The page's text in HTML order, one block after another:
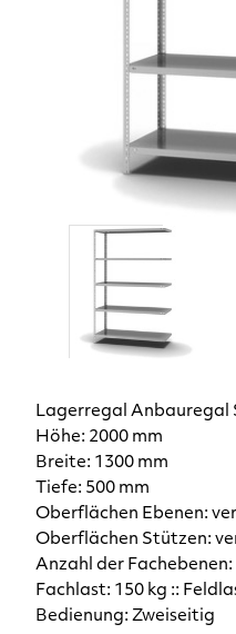
Lagerregal Anbauregal
Höhe: 2000 mm
Breite: 1300 mm
Tiefe: 500 mm
Oberflächen Ebenen:
Oberflächen Stützen:
Anzahl der Fachebenen:
Fachlast: 150 kg ::
Bedienung: Zweiseitig